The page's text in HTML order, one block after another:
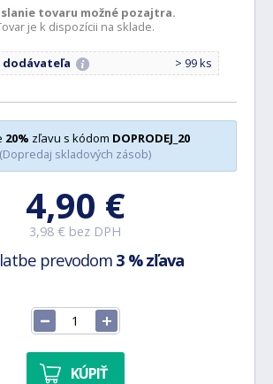
tovaru možné pozajtra.
je k dispozícii na sklade.
dodávateľa > 99 ks
20% zľavu s kódom DOPRODEJ_20
(Dopredaj skladových zásob)
4,90 €
3,98 € bez DPH
prevodom 3 % zľava
KÚPIŤ